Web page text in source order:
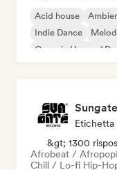
Acid house
Indie Dance
Organic House /
Etichetta
&gt; 1300
Afrobeat / Afropop
Chill / Lo-fi Hip-